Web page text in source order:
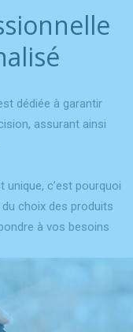
dédiée à garantir
assurant ainsi
c’est pourquoi
du choix des produits
à vos besoins